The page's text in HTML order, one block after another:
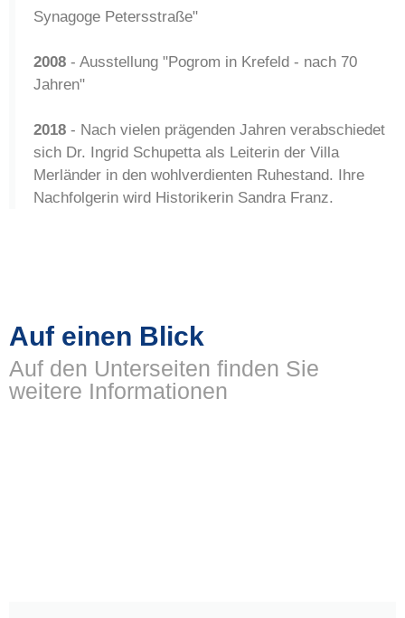
Synagoge Petersstraße"
2008 - Ausstellung "Pogrom in Krefeld - nach 70
Jahren"
2018 - Nach vielen prägenden Jahren verabschiedet
sich Dr. Ingrid Schupetta als Leiterin der Villa
Merländer in den wohlverdienten Ruhestand. Ihre
Nachfolgerin wird Historikerin Sandra Franz.
Auf einen Blick
Auf den Unterseiten finden Sie
weitere Informationen